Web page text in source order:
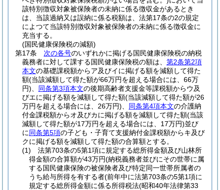
該特別徴収対象被保険者の未納に係る徴収金があるとき
は、当該過納又は誤納に係る税額は、法第17条の2の規定
によつて当該特別徴収対象被保険者の未納に係る徴収金に
充当する。
(国民健康保険税の減額)
第17条
次の各号のいずれかに掲げる国民健康保険税の納税
義務者に対して課する国民健康保険税の額は、 第2条第2項
本文の基礎課税額からア及びイに掲げる額を減額して得た
額(当該減額して得た額が66万円を超える場合には、66万
円)
同条第3項本文の後期高齢者支援金等課税額からウ及
びエに掲げる額を減額して得た額(当該減額して得た額が26
万円を超える場合には、26万円)
同条第4項本文の介護納
付金課税額からオ及びカに掲げる額を減額して得た額(当該
減額して得た額が17万円を超える場合には、17万円)並び
に同条第5項の子ども・子育て支援納付金課税額からキ及び
クに掲げる額を減額して得た額の合算額とする。
(1)
法第703条の5第1項に規定する総所得金額及び山林所
得金額の合算額が43万円(納税義務者並びにその世帯に属
する国民健康保険の被保険者及び特定同一世帯所属者の
うち給与所得を有する者(前年中に法第703条の5第1項に
規定する総所得金額に係る所得税法(昭和40年法律第33